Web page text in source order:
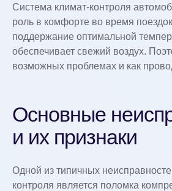
Система климат-контроля
роль в комфорте во время
поддержание оптимальной
обеспечивает свежий воздух.
возможных проблемах и как
Основные
и их признаки
Одной из типичных
контроля является поломка